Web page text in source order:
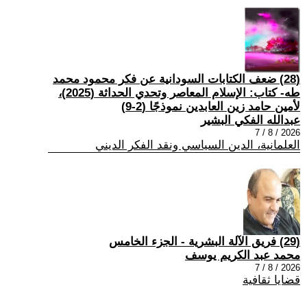
(28) ضعف الكتابات السودانية عن فكر محمود محمد
طه- كتاب: الإسلام المعاصر وتحدي الحداثة (2025)،
لأمين حامد زين العابدين نموذجًا (2-9)
عبدالله الفكي البشير
2026 / 8 / 7
العلمانية، الدين السياسي ونقد الفكر الديني
(29) فريق الآلة البشرية - الجزء الخامس
محمد عبد الكريم يوسف
2026 / 8 / 7
قضايا ثقافية